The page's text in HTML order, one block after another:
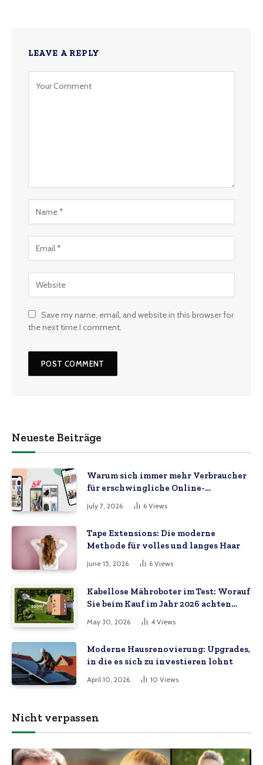
LEAVE A REPLY
Save my name, email, and website in this browser for
the next time I comment.
Neueste Beiträge
Warum sich immer mehr Verbraucher
für erschwingliche Online-
Marktplätze entscheiden
July 7, 2026 6 Views
Tape Extensions: Die moderne
Methode für volles und langes Haar
June 15, 2026 6 Views
Kabellose Mähroboter im Test: Worauf
Sie beim Kauf im Jahr 2026 achten
May 30, 2026 4 Views
Moderne Hausrenovierung: Upgrades,
in die es sich zu investieren lohnt
April 10, 2026 10 Views
Nicht verpassen